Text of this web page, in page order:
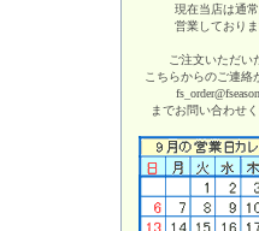
現在当店は通
営業しておりま
ご注文いただい
こちらからのご連絡
までお問い合わせく